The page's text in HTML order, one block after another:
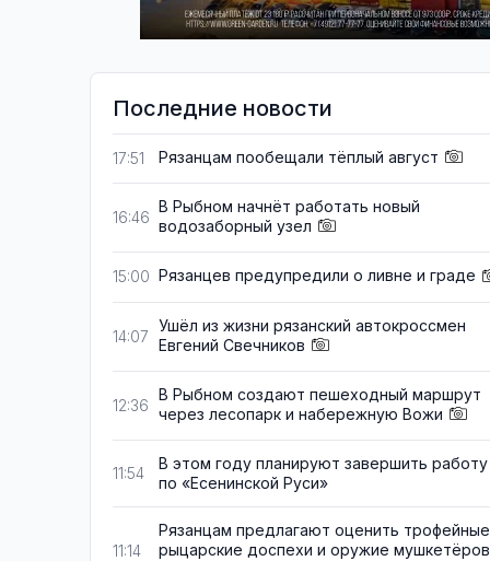
Последние новости
17:51 Рязанцам пообещали тёплый август
16:46
В Рыбном начнёт работать новый
водозаборный узел
15:00 Рязанцев предупредили о ливне и граде
14:07
Ушёл из жизни рязанский автокроссмен
Евгений Свечников
12:36
В Рыбном создают пешеходный маршрут
через лесопарк и набережную Вожи
11:54
В этом году планируют завершить работу
по «Есенинской Руси»
11:14
Рязанцам предлагают оценить трофейные
рыцарские доспехи и оружие мушкетёров